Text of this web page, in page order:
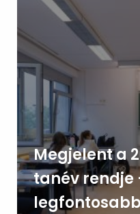
Megjelent a
tanév rendje